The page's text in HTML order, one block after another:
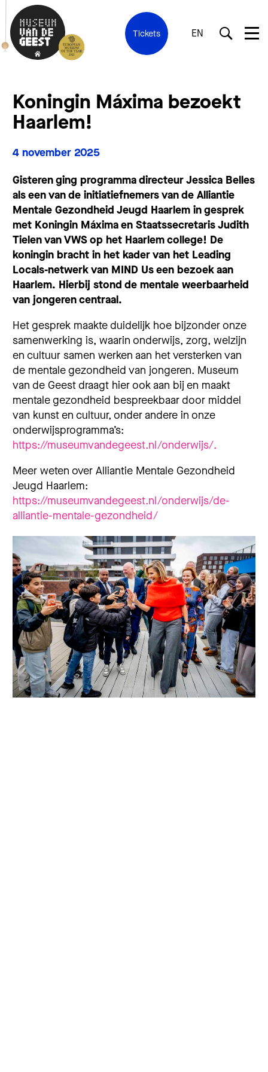
Tickets EN
Koningin Máxima bezoekt
Haarlem!
4 november 2025
Gisteren ging programma directeur Jessica Belles
als een van de initiatiefnemers van de Alliantie
Mentale Gezondheid Jeugd Haarlem in gesprek
met Koningin Máxima en Staatssecretaris Judith
Tielen van VWS op het Haarlem college! De
koningin bracht in het kader van het Leading
Locals-netwerk van MIND Us een bezoek aan
Haarlem. Hierbij stond de mentale weerbaarheid
van jongeren centraal.
Het gesprek maakte duidelijk hoe bijzonder onze
samenwerking is, waarin onderwijs, zorg, welzijn
en cultuur samen werken aan het versterken van
de mentale gezondheid van jongeren. Museum
van de Geest draagt hier ook aan bij en maakt
mentale gezondheid bespreekbaar door middel
van kunst en cultuur, onder andere in onze
onderwijsprogramma’s:
https://museumvandegeest.nl/onderwijs/.
Meer weten over Alliantie Mentale Gezondheid
Jeugd Haarlem:
https://museumvandegeest.nl/onderwijs/de-
alliantie-mentale-gezondheid/